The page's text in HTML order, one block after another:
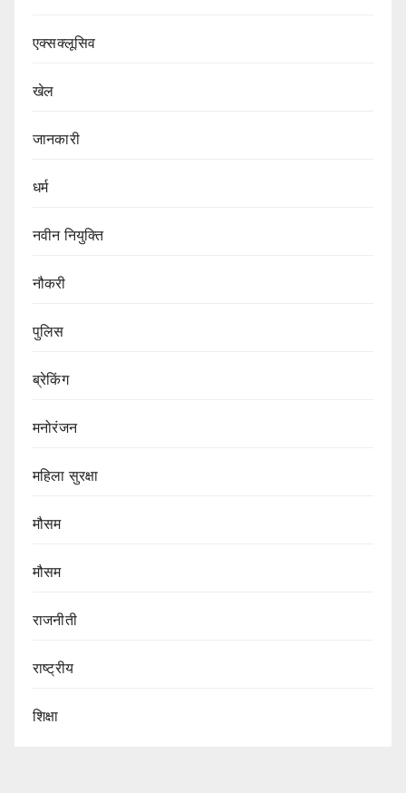
एक्सक्लूसिव
खेल
जानकारी
धर्म
नवीन नियुक्ति
नौकरी
पुलिस
ब्रेकिंग
मनोरंजन
महिला सुरक्षा
मौसम
मौसम
राजनीती
राष्ट्रीय
शिक्षा